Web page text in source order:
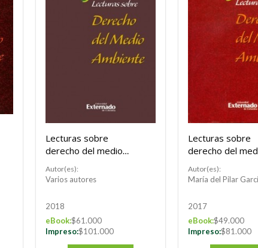
Lecturas sobre
derecho del medio
Autor(es):
Varios autores
2018
eBook:$61.000
Impreso:$101.000
Lecturas sobre
derecho del
Autor(es):
María del Pilar
2017
eBook:$49.000
Impreso:$81.000